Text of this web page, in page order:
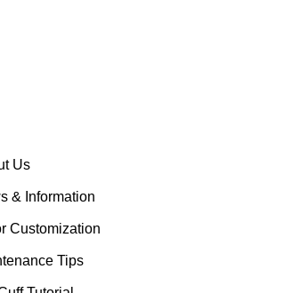
Us
& Information
Customization
Tips